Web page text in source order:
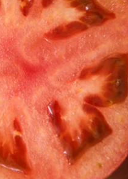
8月8日 14:09 [神奈川県]
新潟県産 梨（贈答用・家庭用）
『小野農園』